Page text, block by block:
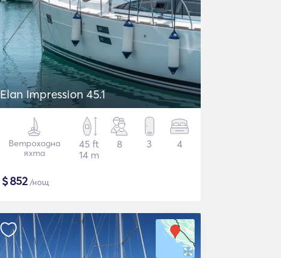
Elan Impression 45.1
Ветроходна
яхта
45 ft
14 m
8 3 4
$852/нощ